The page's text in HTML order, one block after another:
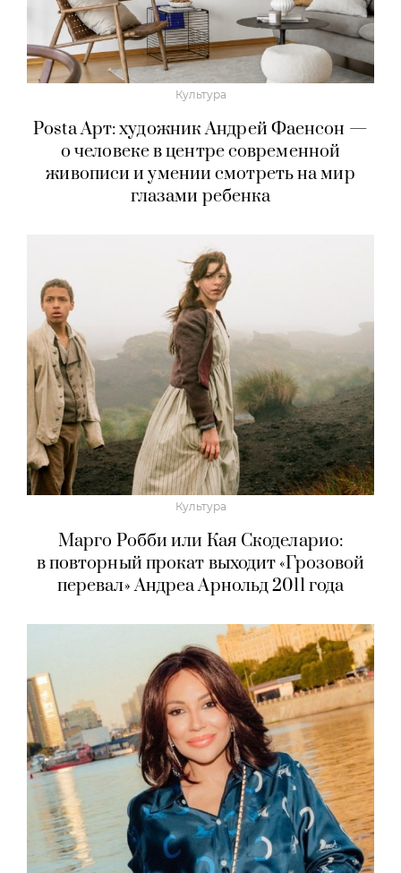
Культура
Posta Арт: художник Андрей Фаенсон —
о человеке в центре современной
живописи и умении смотреть на мир
глазами ребенка
Культура
Марго Робби или Кая Скоделарио:
в повторный прокат выходит «Грозовой
перевал» Андреа Арнольд 2011 года